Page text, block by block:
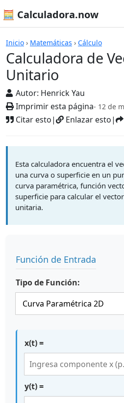
🧮 Calculadora.now
Inicio › Matemáticas › Cálculo
Calculadora de
Unitario
Autor: Henrick Yau
Imprimir esta página- 12 de
Citar esto| Enlazar esto|
Calculadoras
Esta calculadora encuentra el
una curva o superficie en un
curva paramétrica, función
superficie para calcular el
unitaria.
Función de Entrada
Tipo de Función:
x(t) =
y(t) =